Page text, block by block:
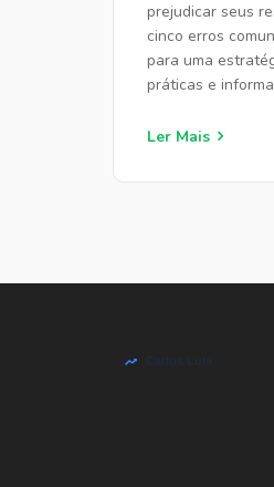
prejudicar seus
cinco erros
para uma
práticas e
Ler Mais